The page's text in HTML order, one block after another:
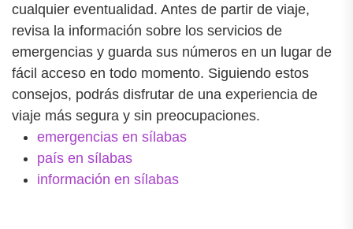
cualquier eventualidad. Antes de partir de viaje,
revisa la información sobre los servicios de
emergencias y guarda sus números en un lugar de
fácil acceso en todo momento. Siguiendo estos
consejos, podrás disfrutar de una experiencia de
viaje más segura y sin preocupaciones.
emergencias en sílabas
país en sílabas
información en sílabas